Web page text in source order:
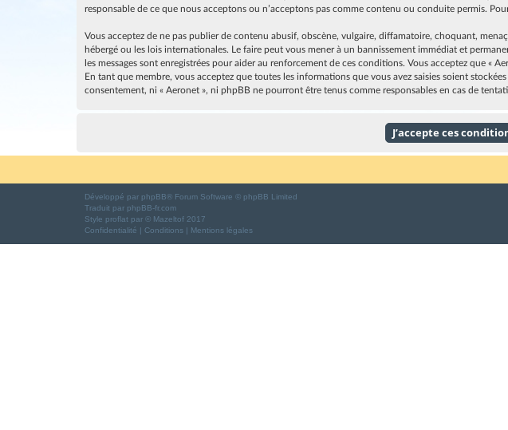
responsable de ce que nous acceptons ou n’acceptons pas comme contenu ou conduite permis.
Vous acceptez de ne pas publier de contenu abusif, obscène, vulgaire, diffamatoire, choquant,
hébergé ou les lois internationales. Le faire peut vous mener à un bannissement immédiat et
les messages sont enregistrées pour aider au renforcement de ces conditions. Vous acceptez que «
En tant que membre, vous acceptez que toutes les informations que vous avez saisies soient
consentement, ni « Aeronet », ni phpBB ne pourront être tenus comme responsables en cas de
Développé par phpBB® Forum Software © phpBB Limited
Traduit par phpBB-fr.com
Style proflat par © Mazeltof 2017
Confidentialité | Conditions | Mentions légales